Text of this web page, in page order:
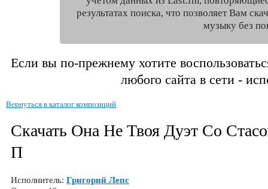
результатах поиска, что позволяет Вам
музыку без
Если вы по-прежнему хотите
любого сайта в сети -
Вернуться в каталог композиций
Скачать Она Не Твоя Дуэт Со
П
Исполнитель: Григорий Лепс